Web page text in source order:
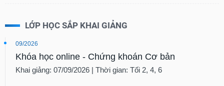
LỚP HỌC SẮP KHAI GIẢNG
09/2026
Khóa học online - Chứng khoán Cơ bản
Khai giảng: 07/09/2026 | Thời gian: Tối 2, 4, 6